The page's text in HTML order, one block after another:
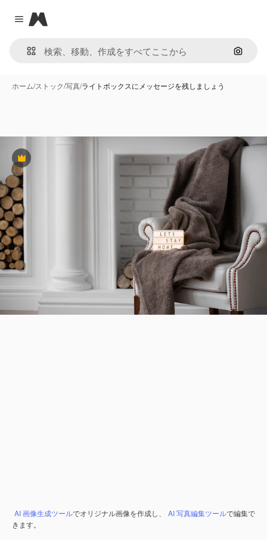
Close menu
Magnific
画像で
ホーム/ストック/写真/ライトボックスにメッセージを残しましょう
Premium
AI 画像生成ツールでオリジナル画像を作成し、 AI 写真編集ツールで編集で
きます。